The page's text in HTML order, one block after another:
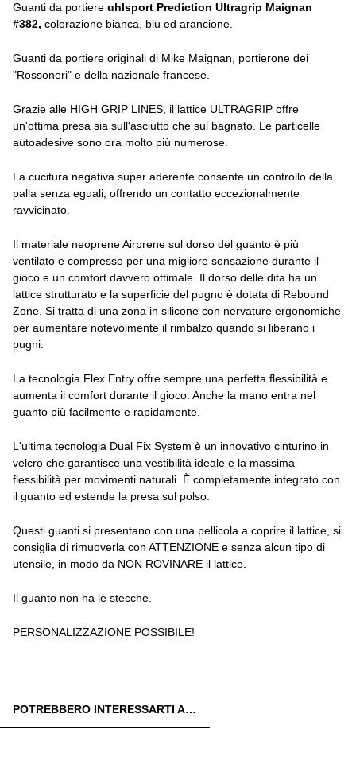
Guanti da portiere uhlsport Prediction Ultragrip Maignan
#382, colorazione bianca, blu ed arancione.
Guanti da portiere originali di Mike Maignan, portierone dei
"Rossoneri" e della nazionale francese.
Grazie alle HIGH GRIP LINES, il lattice ULTRAGRIP offre
un'ottima presa sia sull'asciutto che sul bagnato. Le particelle
autoadesive sono ora molto più numerose.
La cucitura negativa super aderente consente un controllo della
palla senza eguali, offrendo un contatto eccezionalmente
ravvicinato.
Il materiale neoprene Airprene sul dorso del guanto è più
ventilato e compresso per una migliore sensazione durante il
gioco e un comfort davvero ottimale. Il dorso delle dita ha un
lattice strutturato e la superficie del pugno è dotata di Rebound
Zone. Si tratta di una zona in silicone con nervature ergonomiche
per aumentare notevolmente il rimbalzo quando si liberano i
pugni.
La tecnologia Flex Entry offre sempre una perfetta flessibilità e
aumenta il comfort durante il gioco. Anche la mano entra nel
guanto più facilmente e rapidamente.
L'ultima tecnologia Dual Fix System è un innovativo cinturino in
velcro che garantisce una vestibilità ideale e la massima
flessibilità per movimenti naturali. È completamente integrato con
il guanto ed estende la presa sul polso.
Questi guanti si presentano con una pellicola a coprire il lattice, si
consiglia di rimuoverla con ATTENZIONE e senza alcun tipo di
utensile, in modo da NON ROVINARE il lattice.
Il guanto non ha le stecche.
PERSONALIZZAZIONE POSSIBILE!
POTREBBERO INTERESSARTI ANCHE: